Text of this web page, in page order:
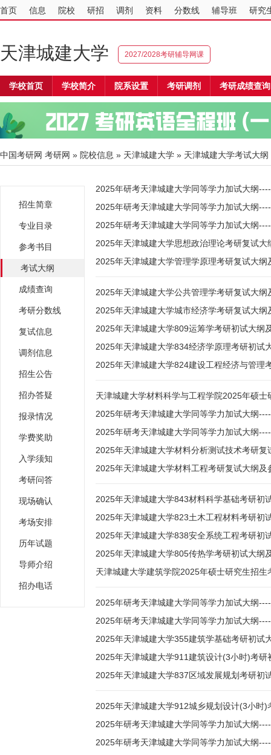
首页 信息 院校 研招 调剂 资料 分数线 辅导班 研究
天津城建大学 2027/2028考研辅导网课
学校首页 学校简介 院系设置 考研调剂 考研成绩查询
中国考研网 考研网 » 院校信息 » 天津城建大学 » 天津城建大学考试大纲
招生简章
专业目录
参考书目
考试大纲
成绩查询
考研分数线
复试信息
调剂信息
招生公告
招办答疑
报录情况
学费奖助
入学须知
考研问答
现场确认
考场安排
历年试题
导师介绍
招办电话
2025年研考天津城建大学同等学力加试大纲
2025年研考天津城建大学同等学力加试大纲
2025年研考天津城建大学同等学力加试大纲
2025年天津城建大学思想政治理论考研复试大
2025年天津城建大学管理学原理考研复试大纲
2025年天津城建大学公共管理学考研复试大纲
2025年天津城建大学城市经济学考研复试大纲
2025年天津城建大学809运筹学考研初试大纲
2025年天津城建大学834经济学原理考研初试
2025年天津城建大学824建设工程经济与管理
天津城建大学材料科学与工程学院2025年硕士
2025年研考天津城建大学同等学力加试大纲
2025年研考天津城建大学同等学力加试大纲
2025年天津城建大学材料分析测试技术考研复
2025年天津城建大学材料工程考研复试大纲及
2025年天津城建大学843材料科学基础考研初
2025年天津城建大学823土木工程材料考研初
2025年天津城建大学838安全系统工程考研初
2025年天津城建大学805传热学考研初试大纲
天津城建大学建筑学院2025年硕士研究生招生
2025年研考天津城建大学同等学力加试大纲
2025年研考天津城建大学同等学力加试大纲
2025年天津城建大学355建筑学基础考研初试
2025年天津城建大学911建筑设计(3小时)考研
2025年天津城建大学837区域发展规划考研初
2025年天津城建大学912城乡规划设计(3小时)
2025年研考天津城建大学同等学力加试大纲
2025年研考天津城建大学同等学力加试大纲